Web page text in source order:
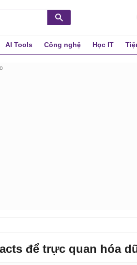
AI Tools Công nghệ Học IT
để trực quan hóa